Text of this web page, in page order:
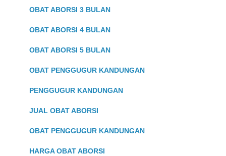
OBAT ABORSI 3 BULAN
OBAT ABORSI 4 BULAN
OBAT ABORSI 5 BULAN
OBAT PENGGUGUR KANDUNGAN
PENGGUGUR KANDUNGAN
JUAL OBAT ABORSI
OBAT PENGGUGUR KANDUNGAN
HARGA OBAT ABORSI